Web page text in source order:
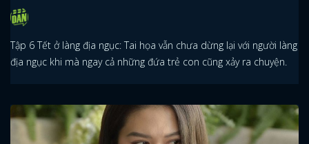
Tập 6 Tết ở làng địa ngục: Tai họa vẫn chưa dừng lại với người làng
địa ngục khi mà ngay cả những đứa trẻ con cũng xảy ra chuyện.